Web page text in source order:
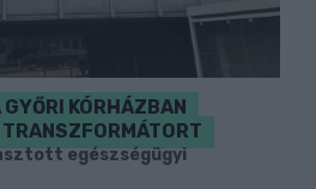
KÓRHÁZBAN
egészségügyi